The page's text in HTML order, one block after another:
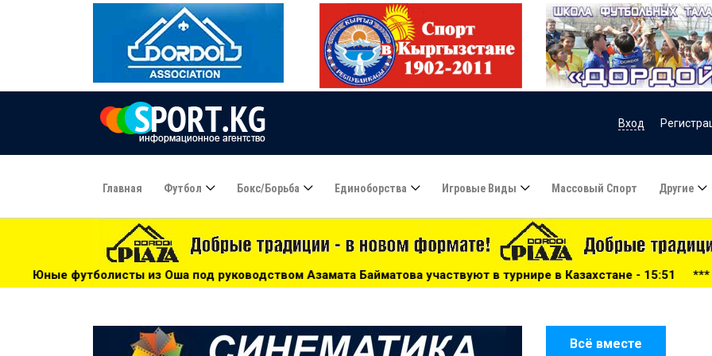
Вход
Главная Футбол Бокс/борьба Единоборства Игровые Виды Массовый Спорт Другие
руководством Азамата Байматова участвуют в турнире в Казахстане - 15:51 ***Сборную Казахстана по
Всё вместе